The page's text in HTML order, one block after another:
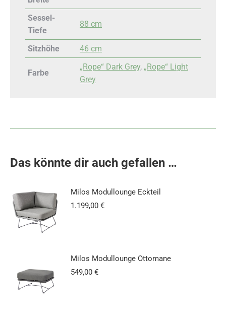
Sessel-
Tiefe
88 cm
Sitzhöhe 46 cm
Farbe
„Rope“ Dark Grey, „Rope“ Light
Grey
Das könnte dir auch gefallen …
Milos Modullounge Eckteil
1.199,00 €
Milos Modullounge Ottomane
549,00 €